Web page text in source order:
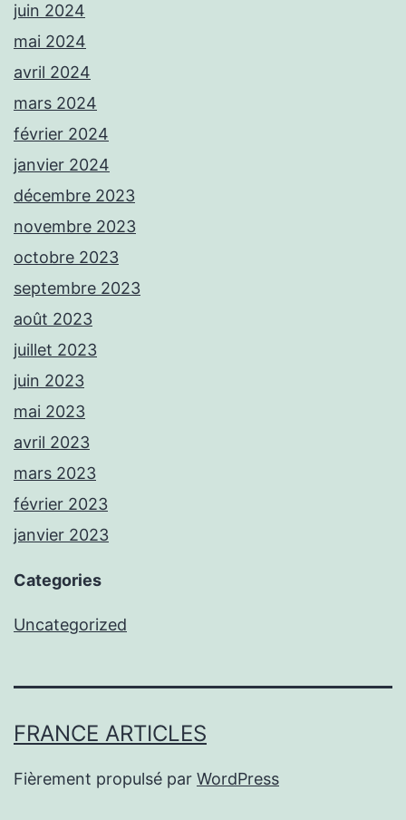
juin 2024
mai 2024
avril 2024
mars 2024
février 2024
janvier 2024
décembre 2023
novembre 2023
octobre 2023
septembre 2023
août 2023
juillet 2023
juin 2023
mai 2023
avril 2023
mars 2023
février 2023
janvier 2023
Categories
Uncategorized
FRANCE ARTICLES
Fièrement propulsé par WordPress